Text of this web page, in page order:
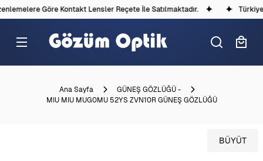
Göre Kontakt Lensler Reçete İle Satılmaktadır.
Ana Sayfa
GÜNEŞ GÖZLÜĞÜ -
MIU MIU MUG0MU 52YS ZVN10R GÜNEŞ GÖZLÜĞÜ
BÜYÜT